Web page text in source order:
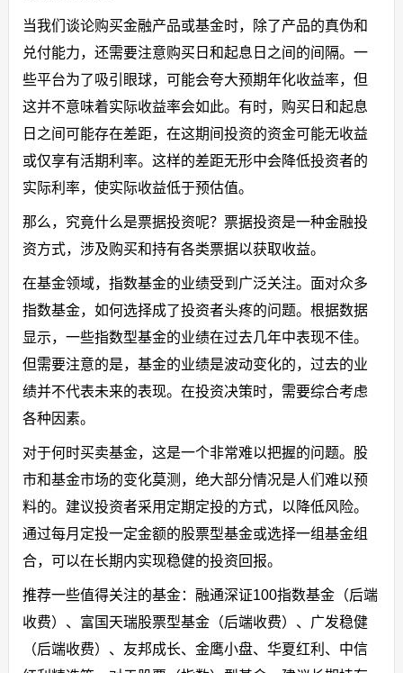
当我们谈论购买金融产品或基金时，除了产品的真伪和
兑付能力，还需要注意购买日和起息日之间的间隔。一
些平台为了吸引眼球，可能会夸大预期年化收益率，但
这并不意味着实际收益率会如此。有时，购买日和起息
日之间可能存在差距，在这期间投资的资金可能无收益
或仅享有活期利率。这样的差距无形中会降低投资者的
实际利率，使实际收益低于预估值。
那么，究竟什么是票据投资呢？票据投资是一种金融投
资方式，涉及购买和持有各类票据以获取收益。
在基金领域，指数基金的业绩受到广泛关注。面对众多
指数基金，如何选择成了投资者头疼的问题。根据数据
显示，一些指数型基金的业绩在过去几年中表现不佳。
但需要注意的是，基金的业绩是波动变化的，过去的业
绩并不代表未来的表现。在投资决策时，需要综合考虑
各种因素。
对于何时买卖基金，这是一个非常难以把握的问题。股
市和基金市场的变化莫测，绝大部分情况是人们难以预
料的。建议投资者采用定期定投的方式，以降低风险。
通过每月定投一定金额的股票型基金或选择一组基金组
合，可以在长期内实现稳健的投资回报。
推荐一些值得关注的基金：融通深证100指数基金（后端
收费）、富国天瑞股票型基金（后端收费）、广发稳健
（后端收费）、友邦成长、金鹰小盘、华夏红利、中信